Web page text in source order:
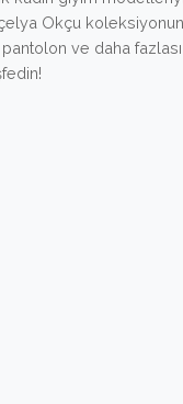
Okçu
ve daha